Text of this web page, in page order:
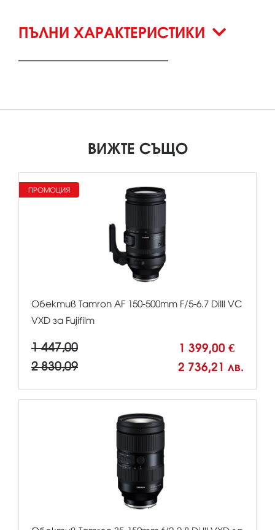
ПЪЛНИ ХАРАКТЕРИСТИКИ
ВИЖТЕ СЪЩО
Обектив Tamron AF 150-500mm F/5-6.7 DiIII VC
VXD за Fujifilm
1 447,00 1 399,00 €
2 830,09 2 736,21 лв.
ПРОМОЦИЯ